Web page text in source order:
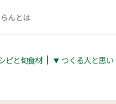
んとは
ピと旬⾷材 ▼ つくる人と思い